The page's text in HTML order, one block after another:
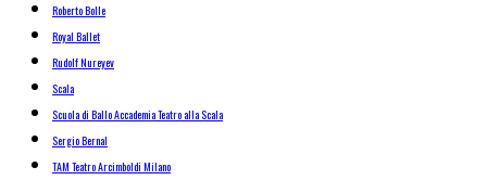
Roberto Bolle
Royal Ballet
Rudolf Nureyev
Scala
Scuola di Ballo Accademia Teatro alla Scala
Sergio Bernal
TAM Teatro Arcimboldi Milano